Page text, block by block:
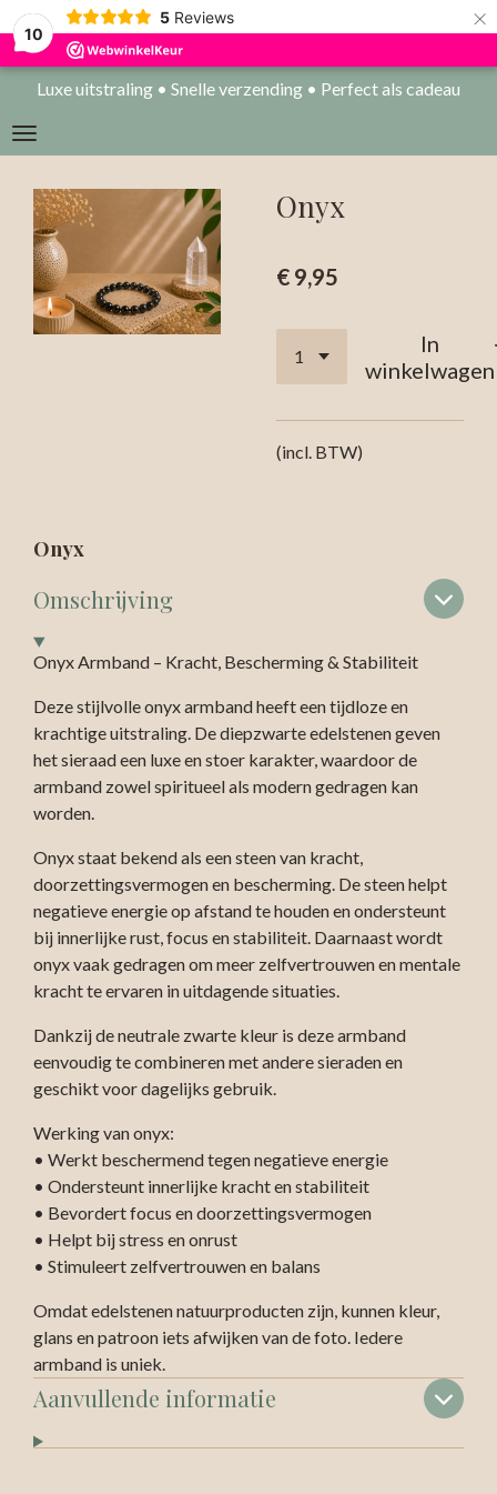
10
5 Reviews ×
Luxe uitstraling • Snelle verzending • Perfect als cadeau
Onyx
€ 9,95
In
winkelwagen
(incl. BTW)
Onyx
Omschrijving
Onyx Armband – Kracht, Bescherming & Stabiliteit
Deze stijlvolle onyx armband heeft een tijdloze en
krachtige uitstraling. De diepzwarte edelstenen geven
het sieraad een luxe en stoer karakter, waardoor de
armband zowel spiritueel als modern gedragen kan
worden.
Onyx staat bekend als een steen van kracht,
doorzettingsvermogen en bescherming. De steen helpt
negatieve energie op afstand te houden en ondersteunt
bij innerlijke rust, focus en stabiliteit. Daarnaast wordt
onyx vaak gedragen om meer zelfvertrouwen en mentale
kracht te ervaren in uitdagende situaties.
Dankzij de neutrale zwarte kleur is deze armband
eenvoudig te combineren met andere sieraden en
geschikt voor dagelijks gebruik.
Werking van onyx:
• Werkt beschermend tegen negatieve energie
• Ondersteunt innerlijke kracht en stabiliteit
• Bevordert focus en doorzettingsvermogen
• Helpt bij stress en onrust
• Stimuleert zelfvertrouwen en balans
Omdat edelstenen natuurproducten zijn, kunnen kleur,
glans en patroon iets afwijken van de foto. Iedere
armband is uniek.
Aanvullende informatie